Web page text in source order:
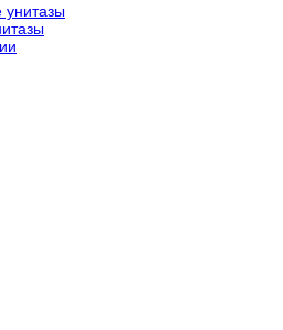
унитазы